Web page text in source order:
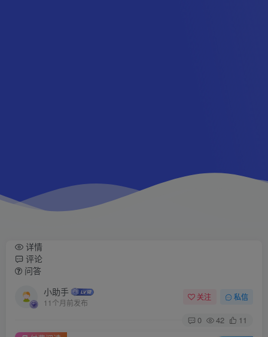
详情
评论
问答
小助手
11个月前发布
关注 私信
0 42
11